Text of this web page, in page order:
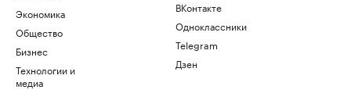
Экономика
Общество
Бизнес
Технологии и
медиа
ВКонтакте
Одноклассники
Telegram
Дзен